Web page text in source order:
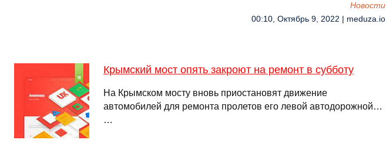
Новости
00:10, Октябрь 9, 2022 | meduza.io
Крымский мост опять закроют на ремонт в субботу
На Крымском мосту вновь приостановят движение
автомобилей для ремонта пролетов его левой автодорожной…
…